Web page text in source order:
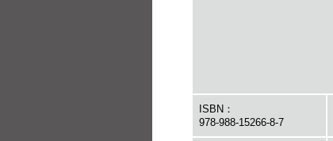
ISBN：
978-988-15266-8-7